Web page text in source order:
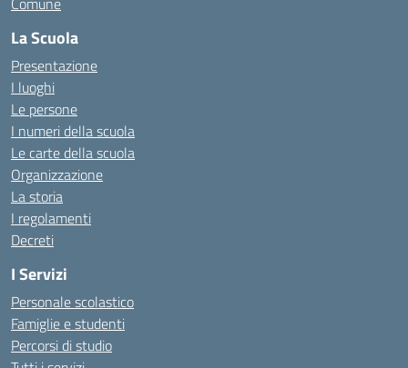
La Scuola
Presentazione
I luoghi
Le persone
I numeri della scuola
Le carte della scuola
Organizzazione
La storia
I regolamenti
Decreti
I Servizi
Personale scolastico
Famiglie e studenti
Percorsi di studio